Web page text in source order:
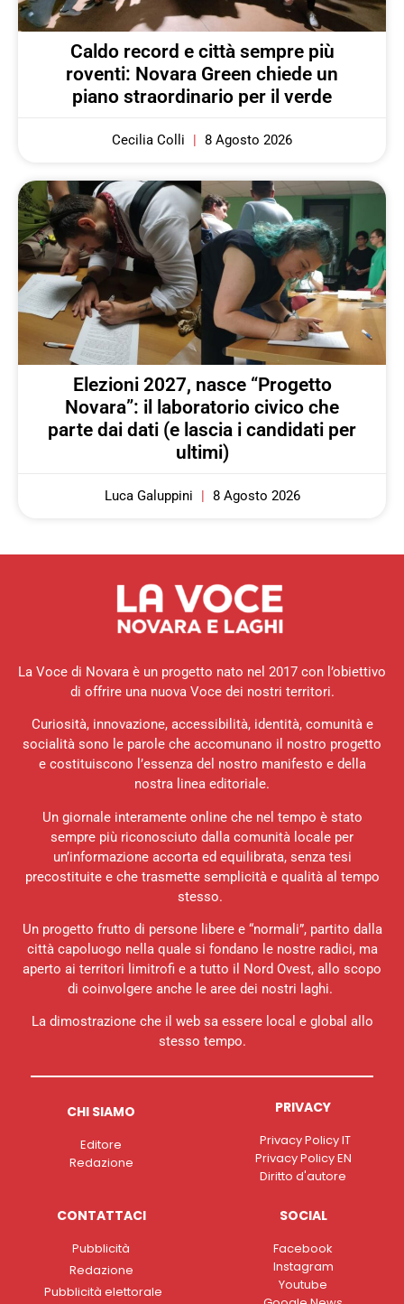
Caldo record e città sempre più
roventi: Novara Green chiede un
piano straordinario per il verde
Cecilia Colli 8 Agosto 2026
Elezioni 2027, nasce “Progetto
Novara”: il laboratorio civico che
parte dai dati (e lascia i candidati per
ultimi)
Luca Galuppini 8 Agosto 2026
La Voce di Novara è un progetto nato nel 2017 con l’obiettivo
di offrire una nuova Voce dei nostri territori.
Curiosità, innovazione, accessibilità, identità, comunità e
socialità sono le parole che accomunano il nostro progetto
e costituiscono l’essenza del nostro manifesto e della
nostra linea editoriale.
Un giornale interamente online che nel tempo è stato
sempre più riconosciuto dalla comunità locale per
un’informazione accorta ed equilibrata, senza tesi
precostituite e che trasmette semplicità e qualità al tempo
stesso.
Un progetto frutto di persone libere e “normali”, partito dalla
città capoluogo nella quale si fondano le nostre radici, ma
aperto ai territori limitrofi e a tutto il Nord Ovest, allo scopo
di coinvolgere anche le aree dei nostri laghi.
La dimostrazione che il web sa essere local e global allo
stesso tempo.
CHI SIAMO
Editore
Redazione
PRIVACY
Privacy Policy IT
Privacy Policy EN
Diritto d'autore
CONTATTACI
Pubblicità
Redazione
Pubblicità elettorale
SOCIAL
Facebook
Instagram
Youtube